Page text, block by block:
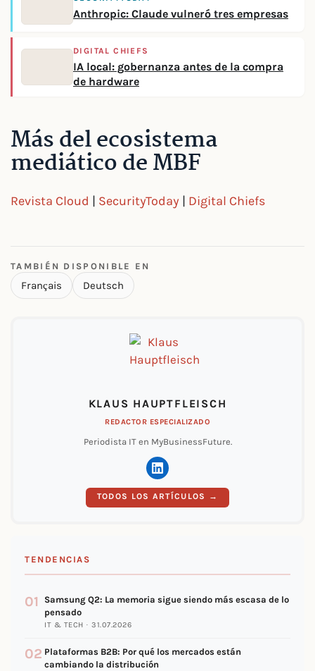
Anthropic: Claude vulneró tres empresas
DIGITAL CHIEFS
IA local: gobernanza antes de la compra
de hardware
Más del ecosistema
mediático de MBF
Revista Cloud | SecurityToday | Digital Chiefs
TAMBIÉN DISPONIBLE EN
Français Deutsch
KLAUS HAUPTFLEISCH
REDACTOR ESPECIALIZADO
Periodista IT en MyBusinessFuture.
TODOS LOS ARTÍCULOS →
TENDENCIAS
01
Samsung Q2: La memoria sigue siendo más escasa de lo
pensado
IT & TECH · 31.07.2026
02 Plataformas B2B: Por qué los mercados están
cambiando la distribución